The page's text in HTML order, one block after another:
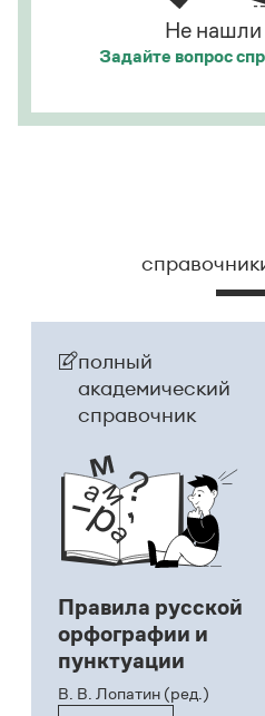
Не нашли
Задайте вопрос
полный
академический
справочник
Правила русской
орфографии и
пунктуации
В. В. Лопатин (ред.)